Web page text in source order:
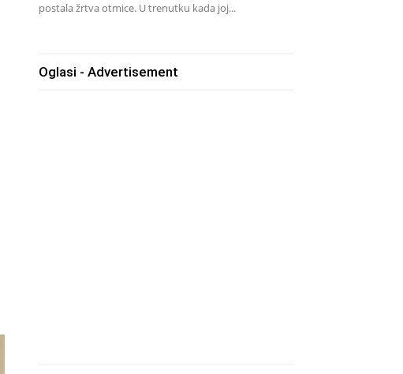
postala žrtva otmice. U trenutku kada joj...
Oglasi - Advertisement